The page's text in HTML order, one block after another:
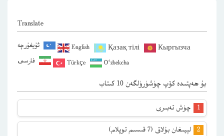
Translate
ئۇيغۇرچە English Қазақ тілі
Кыргызча
فارسی
Türkçe O‘zbekcha
بۇ ھەپتىدە كۆپ چۈشۈرۈلگەن 10 كىتاب
چۈش تەبىرى
لېيىغان بۇلاق (7 قىسىم توپلام)